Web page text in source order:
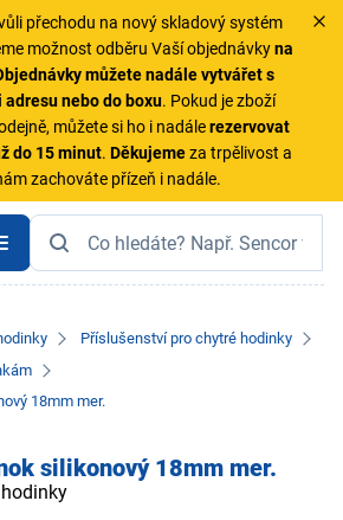
přechodu na nový skladový systém
možnost odběru Vaší objednávkyna
můžete nadále vytvářet s
nebo do boxu. Pokud je zboží
můžete si ho i nadálerezervovat
do 15 minut. Děkujemeza trpělivost a
zachováte přízeň i nadále.
Příslušenství pro chytré hodinky
18mm mer.
silikonový 18mm mer.